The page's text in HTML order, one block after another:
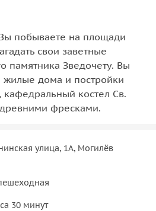
побываете на площади
свои заветные
памятника Зведочету. Вы
дома и постройки
костел Св.
фресками.
улица, 1А, Могилёв
30 минут